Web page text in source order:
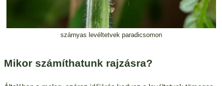
szárnyas levéltetvek paradicsomon
Mikor számíthatunk rajzásra?